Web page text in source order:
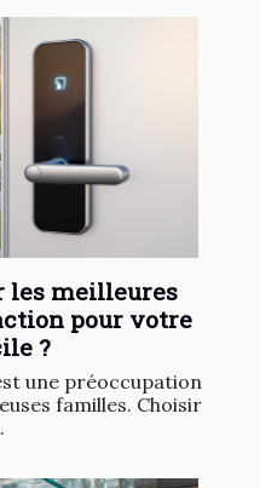
les meilleures
pour votre
?
une préoccupation
familles. Choisir